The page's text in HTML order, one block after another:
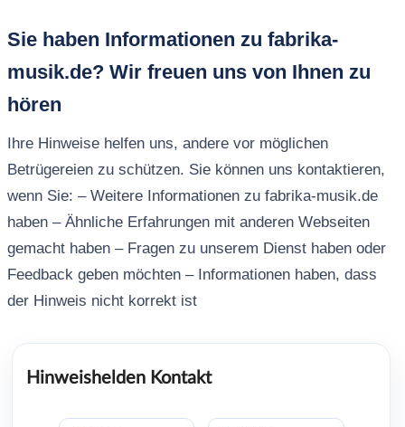
Sie haben Informationen zu fabrika-
musik.de? Wir freuen uns von Ihnen zu
hören
Ihre Hinweise helfen uns, andere vor möglichen
Betrügereien zu schützen. Sie können uns kontaktieren,
wenn Sie: – Weitere Informationen zu fabrika-musik.de
haben – Ähnliche Erfahrungen mit anderen Webseiten
gemacht haben – Fragen zu unserem Dienst haben oder
Feedback geben möchten – Informationen haben, dass
der Hinweis nicht korrekt ist
Hinweishelden Kontakt